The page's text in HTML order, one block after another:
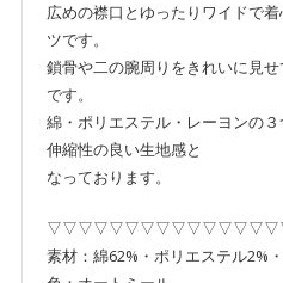
広めの襟口とゆったりワイドで
ツです。
鎖骨や二の腕周りをきれいに見
です。
綿・ポリエステル・レーヨンの
伸縮性の良い生地感と
なっております。
素材：綿62%・ポリエステル2%